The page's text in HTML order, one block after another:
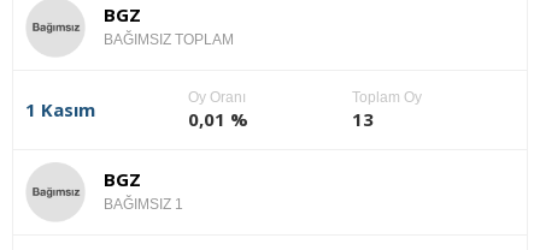
BGZ
BAĞIMSIZ TOPLAM
1 Kasım
Oy Oranı
0,01 %
Toplam Oy
13
BGZ
BAĞIMSIZ 1